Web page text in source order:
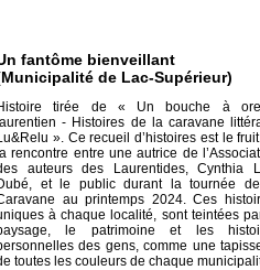
fantôme bienveillant
de Lac-Supérieur)
tirée de « Un bouche à
laurentien - Histoires de la caravane
». Ce recueil d’histoires est le
la rencontre entre une autrice de
auteurs des Laurentides, Cynthia
et le public durant la tournée
au printemps 2024. Ces
à chaque localité, sont teintées
le patrimoine et les
des gens, comme une
toutes les couleurs de chaque